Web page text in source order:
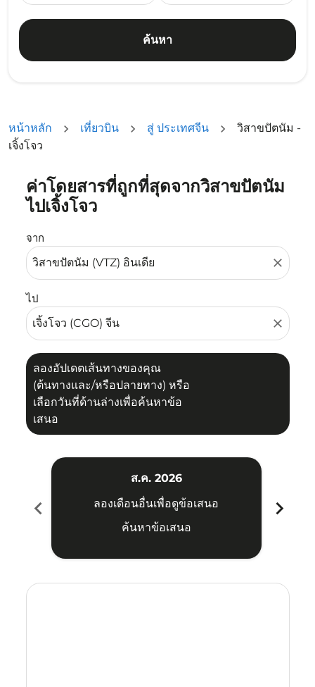
ค้นหา
หน้าหลัก เที่ยวบิน สู่ ประเทศจีน
วิสาขปัตนัม -
เจิ้งโจว
ค่าโดยสารที่ถูกที่สุดจากวิสาขปัตนัม
ไปเจิ้งโจว
จาก
close
ไป
close
ลองอัปเดตเส้นทางของคุณ
(ต้นทางและ/หรือปลายทาง) หรือ
เลือกวันที่ด้านล่างเพื่อค้นหาข้อ
เสนอ
ลองอัปเดตเส้นทางของคุณ (ต้นทางและ/หรือปลายทาง) หรื
chevron_left
ส.ค. 2026
ลองเดือนอื่นเพื่อดูข้อเสนอ
ค้นหาข้อเสนอ
chevron_right